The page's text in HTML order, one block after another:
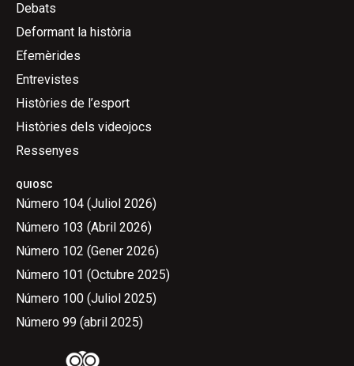
QUIOSC
Número 104 (Juliol 2026)
Número 103 (Abril 2026)
Número 102 (Gener 2026)
Número 101 (Octubre 2025)
Número 100 (Juliol 2025)
Número 99 (abril 2025)
Debats
Deformant la història
Efemèrides
Entrevistes
Històries de l’esport
Històries dels videojocs
Ressenyes